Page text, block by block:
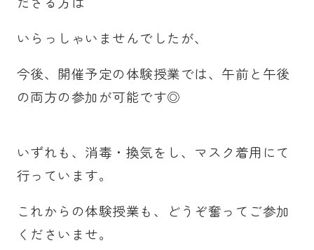
いらっしゃいませんでしたが、
今後、開催予定の体験授業では、午前と午後
の両方の参加が可能です◎
いずれも、消毒・換気をし、マスク着用にて
行っています。
これからの体験授業も、どうぞ奮ってご参加
くださいませ。